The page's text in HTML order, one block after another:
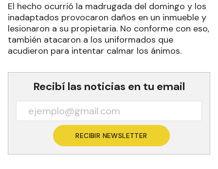
El hecho ocurrió la madrugada del domingo y los
inadaptados provocaron daños en un inmueble y
lesionaron a su propietaria. No conforme con eso,
también atacaron a los uniformados que
acudieron para intentar calmar los ánimos.
Recibí las noticias en tu email
RECIBIR NEWSLETTER